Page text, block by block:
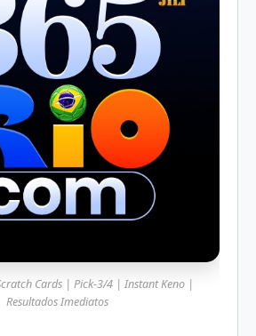
Cards | Pick-3/4 | Instant Keno |
Resultados Imediatos